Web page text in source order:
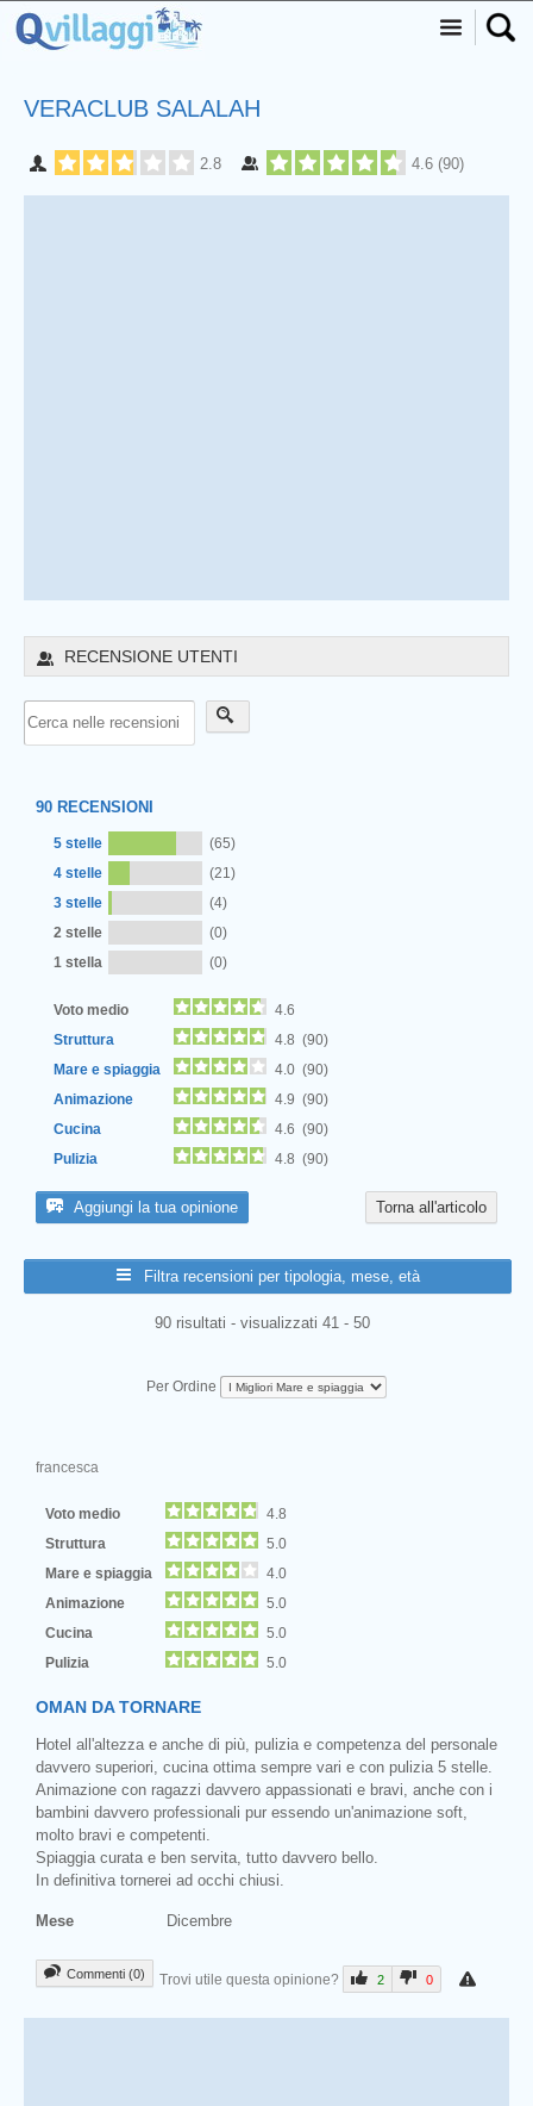
VERACLUB SALALAH
2.8 4.6 (90)
RECENSIONE UTENTI
90 RECENSIONI
5 stelle
(65)
4 stelle
(21)
3 stelle
(4)
2 stelle
(0)
1 stella
(0)
Voto medio
4.6
Struttura
4.8 (90)
Mare e spiaggia
4.0 (90)
Animazione
4.9 (90)
Cucina
4.6 (90)
Pulizia
4.8 (90)
Aggiungi la tua opinione Torna all'articolo
Filtra recensioni per tipologia, mese, età
90 risultati - visualizzati 41 - 50
Per Ordine
francesca
Voto medio
4.8
Struttura
5.0
Mare e spiaggia
4.0
Animazione
5.0
Cucina
5.0
Pulizia
5.0
OMAN DA TORNARE
Hotel all'altezza e anche di più, pulizia e competenza del personale
davvero superiori, cucina ottima sempre vari e con pulizia 5 stelle.
Animazione con ragazzi davvero appassionati e bravi, anche con i
bambini davvero professionali pur essendo un'animazione soft,
molto bravi e competenti.
Spiaggia curata e ben servita, tutto davvero bello.
In definitiva tornerei ad occhi chiusi.
Mese Dicembre
Commenti (0) Trovi utile questa opinione? 2 0